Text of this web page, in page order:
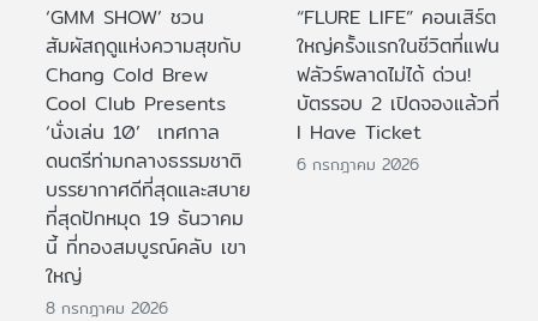
‘GMM SHOW’ ชวน
สัมผัสฤดูแห่งความสุขกับ
Chang Cold Brew
Cool Club Presents
‘นั่งเล่น 10’ เทศกาล
ดนตรีท่ามกลางธรรมชาติ
บรรยากาศดีที่สุดและสบาย
ที่สุดปักหมุด 19 ธันวาคม
นี้ ที่ทองสมบูรณ์คลับ เขา
ใหญ่
8 กรกฎาคม 2026
“FLURE LIFE” คอนเสิร์ต
ใหญ่ครั้งแรกในชีวิตที่แฟน
ฟลัวร์พลาดไม่ได้ ด่วน!
บัตรรอบ 2 เปิดจองแล้วที่
I Have Ticket
6 กรกฎาคม 2026